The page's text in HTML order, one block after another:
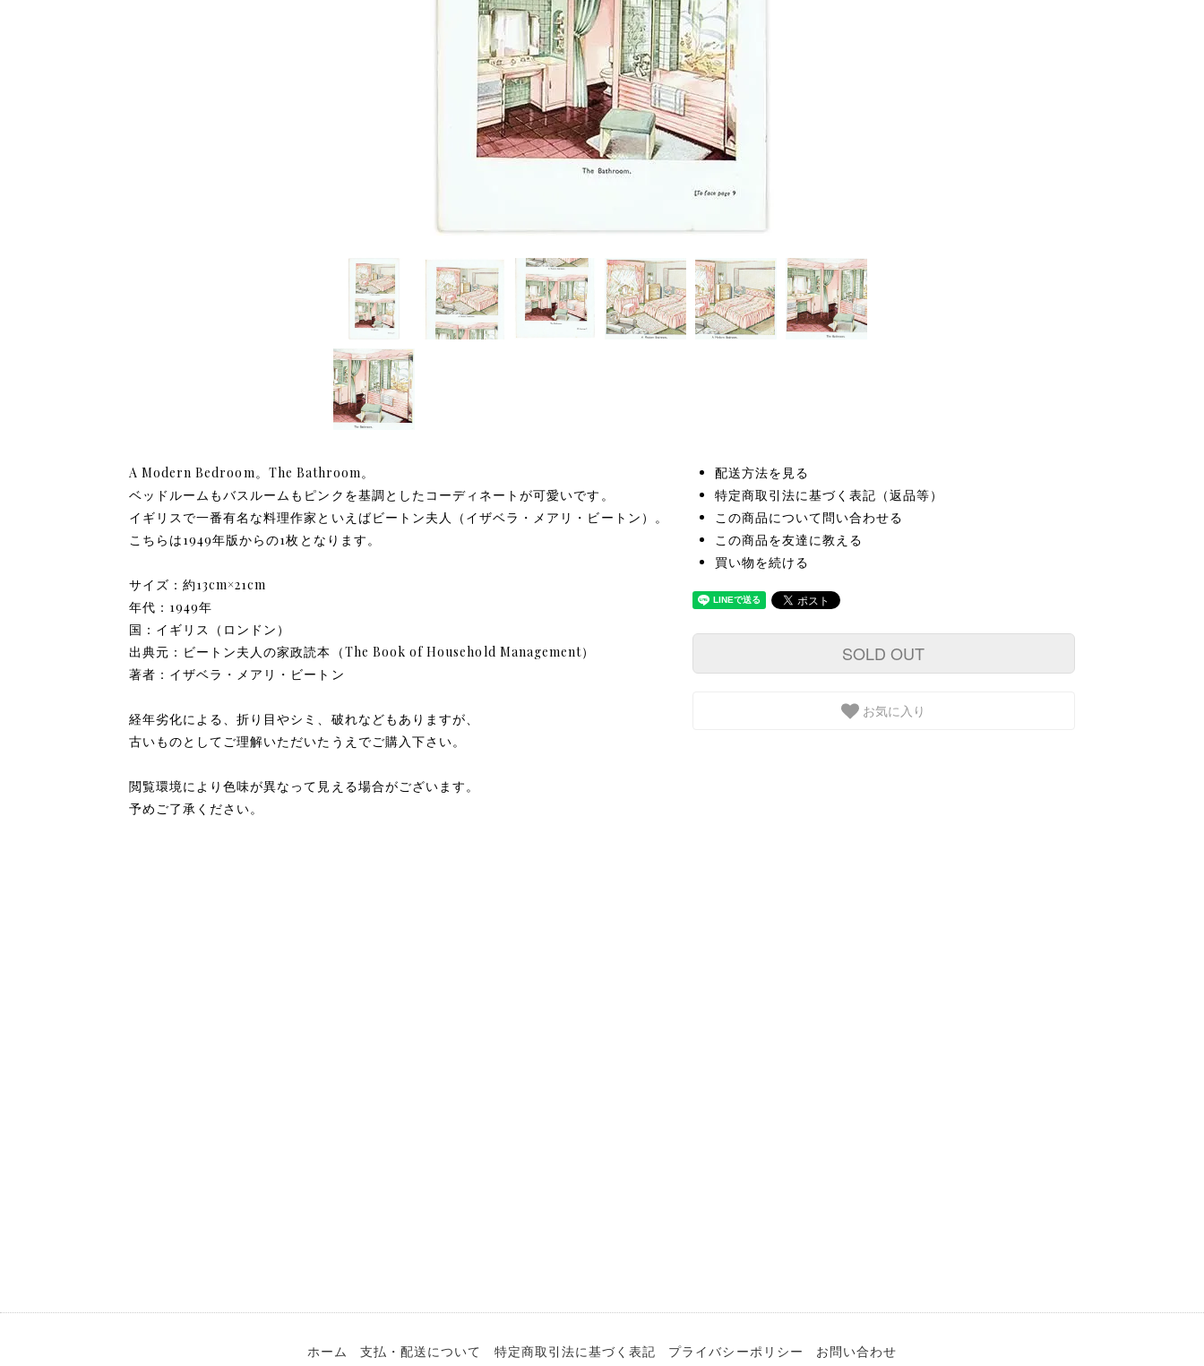
A Modern Bedroom。The Bathroom。
ベッドルームもバスルームもピンクを基調としたコーディネートが可愛いです。
イギリスで一番有名な料理作家といえばビートン夫人（イザベラ・メアリ・ビートン）。
こちらは1949年版からの1枚となります。
サイズ：約13cm×21cm
年代：1949年
国：イギリス（ロンドン）
出典元：ビートン夫人の家政読本（The Book of Household Management）
著者：イザベラ・メアリ・ビートン
経年劣化による、折り目やシミ、破れなどもありますが、
古いものとしてご理解いただいたうえでご購入下さい。
閲覧環境により色味が異なって見える場合がございます。
予めご了承ください。
配送方法を見る
特定商取引法に基づく表記（返品等）
この商品について問い合わせる
この商品を友達に教える
買い物を続ける
SOLD OUT
お気に入り
ホーム 支払・配送について 特定商取引法に基づく表記 プライバシーポリシー お問い合わせ